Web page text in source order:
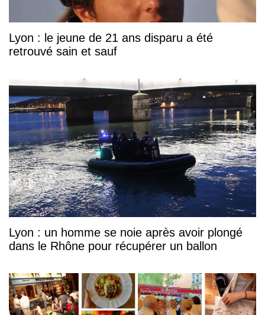
Lyon : le jeune de 21 ans disparu a été
retrouvé sain et sauf
Lyon : un homme se noie après avoir plongé
dans le Rhône pour récupérer un ballon